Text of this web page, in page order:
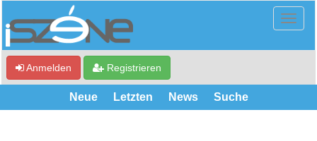
Anmelden Registrieren
Neue Letzten News Suche